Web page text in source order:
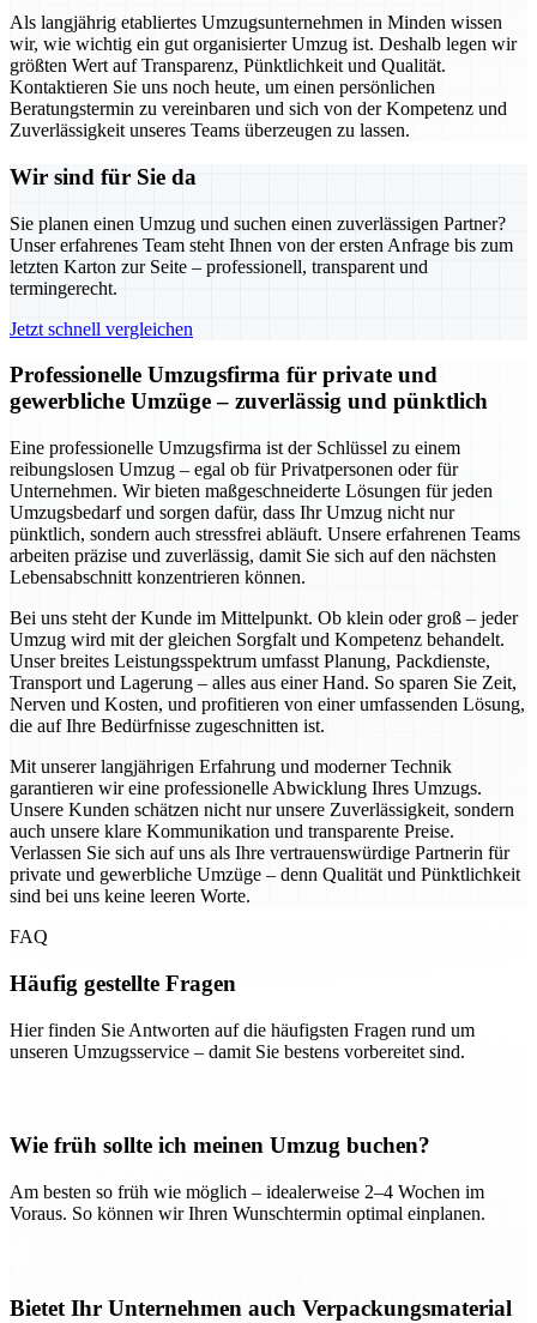
Als langjährig etabliertes Umzugsunternehmen in Minden wissen
wir, wie wichtig ein gut organisierter Umzug ist. Deshalb legen wir
größten Wert auf Transparenz, Pünktlichkeit und Qualität.
Kontaktieren Sie uns noch heute, um einen persönlichen
Beratungstermin zu vereinbaren und sich von der Kompetenz und
Zuverlässigkeit unseres Teams überzeugen zu lassen.
Wir sind für Sie da
Sie planen einen Umzug und suchen einen zuverlässigen Partner?
Unser erfahrenes Team steht Ihnen von der ersten Anfrage bis zum
letzten Karton zur Seite – professionell, transparent und
termingerecht.
Jetzt schnell vergleichen
Professionelle Umzugsfirma für private und
gewerbliche Umzüge – zuverlässig und pünktlich
Eine professionelle Umzugsfirma ist der Schlüssel zu einem
reibungslosen Umzug – egal ob für Privatpersonen oder für
Unternehmen. Wir bieten maßgeschneiderte Lösungen für jeden
Umzugsbedarf und sorgen dafür, dass Ihr Umzug nicht nur
pünktlich, sondern auch stressfrei abläuft. Unsere erfahrenen Teams
arbeiten präzise und zuverlässig, damit Sie sich auf den nächsten
Lebensabschnitt konzentrieren können.
Bei uns steht der Kunde im Mittelpunkt. Ob klein oder groß – jeder
Umzug wird mit der gleichen Sorgfalt und Kompetenz behandelt.
Unser breites Leistungsspektrum umfasst Planung, Packdienste,
Transport und Lagerung – alles aus einer Hand. So sparen Sie Zeit,
Nerven und Kosten, und profitieren von einer umfassenden Lösung,
die auf Ihre Bedürfnisse zugeschnitten ist.
Mit unserer langjährigen Erfahrung und moderner Technik
garantieren wir eine professionelle Abwicklung Ihres Umzugs.
Unsere Kunden schätzen nicht nur unsere Zuverlässigkeit, sondern
auch unsere klare Kommunikation und transparente Preise.
Verlassen Sie sich auf uns als Ihre vertrauenswürdige Partnerin für
private und gewerbliche Umzüge – denn Qualität und Pünktlichkeit
sind bei uns keine leeren Worte.
FAQ
Häufig gestellte Fragen
Hier finden Sie Antworten auf die häufigsten Fragen rund um
unseren Umzugsservice – damit Sie bestens vorbereitet sind.
Wie früh sollte ich meinen Umzug buchen?
Am besten so früh wie möglich – idealerweise 2–4 Wochen im
Voraus. So können wir Ihren Wunschtermin optimal einplanen.
Bietet Ihr Unternehmen auch Verpackungsmaterial